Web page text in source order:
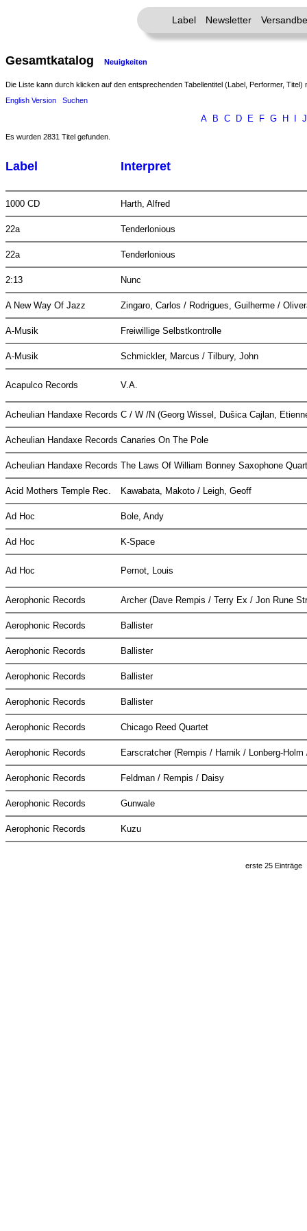
Label Newsletter
Gesamtkatalog Neuigkeiten
Die Liste kann durch klicken auf den entsprechenden Tabellentitel (Label, Performer,
English Version
Suchen
A B C D E F G H J
Es wurden 2831 Titel gefunden.
Label Interpret
1000 CD Harth, Alfred
22a Tenderlonious
22a Tenderlonious
2:13 Nunc
A New Way Of Jazz Zingaro, Carlos / Rodrigues, Guilherme /
A-Musik Freiwillige Selbstkontrolle
A-Musik Schmickler, Marcus / Tilbury, John
Acapulco Records V.A.
Acheulian Handaxe Records C / W /N (Georg Wissel, Dušica Cajlan,
Acheulian Handaxe Records Canaries On The Pole
Acheulian Handaxe Records The Laws Of William Bonney Saxophone
Acid Mothers Temple Rec. Kawabata, Makoto / Leigh, Geoff
Ad Hoc Bole, Andy
Ad Hoc K-Space
Ad Hoc Pernot, Louis
Aerophonic Records Archer (Dave Rempis / Terry Ex / Jon Rune
Aerophonic Records Ballister
Aerophonic Records Ballister
Aerophonic Records Ballister
Aerophonic Records Ballister
Aerophonic Records Chicago Reed Quartet
Aerophonic Records Earscratcher (Rempis / Harnik / Lonberg-
Aerophonic Records Feldman / Rempis / Daisy
Aerophonic Records Gunwale
Aerophonic Records Kuzu
erste 25 Einträge